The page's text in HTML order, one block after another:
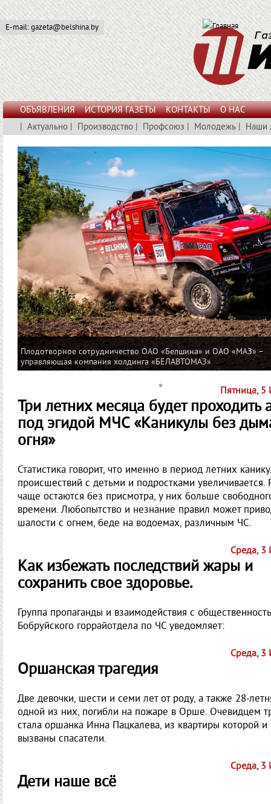
E-mail: gazeta@belshina.by
ОБЪЯВЛЕНИЯ ИСТОРИЯ ГАЗЕТЫ КОНТАКТЫ
О НАС
| Актуально | Производство | Профсоюз | Молодежь | Наши
Плодотворное сотрудничество ОАО «Белшина» и ОАО «МАЗ» –
управляющая компания холдинга «БЕЛАВТОМАЗ»
Пятница,
Три летних месяца будет проходить
под эгидой МЧС «Каникулы без
огня»
Статистика говорит, что именно в период летних
происшествий с детьми и подростками увеличивается.
чаще остаются без присмотра, у них больше
времени. Любопытство и незнание правил может
шалости с огнем, беде на водоемах, различным ЧС.
Среда, 3
Как избежать последствий жары и
сохранить свое здоровье.
Группа пропаганды и взаимодействия с
Бобруйского горрайотдела по ЧС уведомляет:
Среда, 3
Оршанская трагедия
Две девочки, шести и семи лет от роду, а также 28-
одной из них, погибли на пожаре в Орше. Очевидцем
стала оршанка Инна Пацкалева, из квартиры которой
вызваны спасатели.
Среда, 3
Дети наше всё